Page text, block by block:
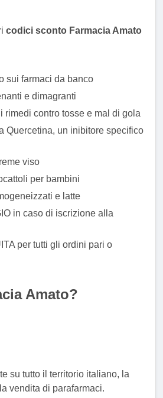
codici sconto Farmacia Amato
sui farmaci da banco
e dimagranti
rimedi contro tosse e mal di gola
Quercetina, un inibitore specifico
viso
per bambini
e latte
in caso di iscrizione alla
per tutti gli ordini pari o
Amato?
su tutto il territorio italiano, la
vendita di parafarmaci.